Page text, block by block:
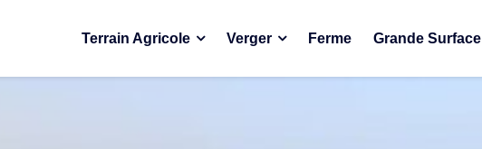
Terrain Agricole Verger Ferme Grande Surface